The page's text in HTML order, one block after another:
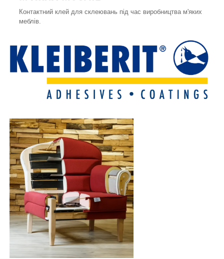
Контактний клей для склеювань під час виробництва м'яких
меблів.